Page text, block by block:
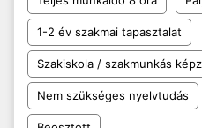
1-2 év szakmai tapasztalat
Szakiskola / szakmunkás
Nem szükséges nyelvtudás